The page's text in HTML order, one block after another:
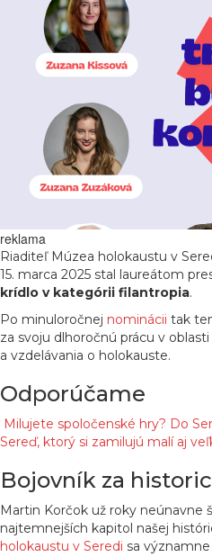
reklama
Riaditeľ Múzea holokaustu v
15. marca 2025 stal laureátom
krídlo v kategórii filantropia.
Po minuloročnej nominácii tak
za svoju dlhoročnú prácu v
a vzdelávania o holokauste.
Odporúčame
Milujete spoločenské hry? Do
Sereď, ktorý si zamilujú malí aj
Bojovník za
Martin Korčok už roky neúnavne
najtemnejších kapitol našej
holokaustu v Seredi sa